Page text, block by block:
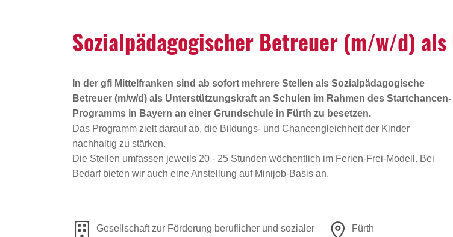
Sozi­al­päd­ago­gi­scher Betreuer (m/w/d)
In der gfi Mittelfranken sind ab sofort mehrere Stellen als Sozialpädagogische
Betreuer (m/w/d) als Unterstützungskraft an Schulen im Rahmen des Startchancen-
Programms in Bayern an einer Grundschule in Fürth zu besetzen.
Das Programm zielt darauf ab, die Bildungs- und Chancengleichheit der Kinder
nachhaltig zu stärken.
Die Stellen umfassen jeweils 20 - 25 Stunden wöchentlich im Ferien-Frei-Modell. Bei
Bedarf bieten wir auch eine Anstellung auf Minijob-Basis an.
Gesellschaft zur Förderung beruflicher und sozialer
Fürth